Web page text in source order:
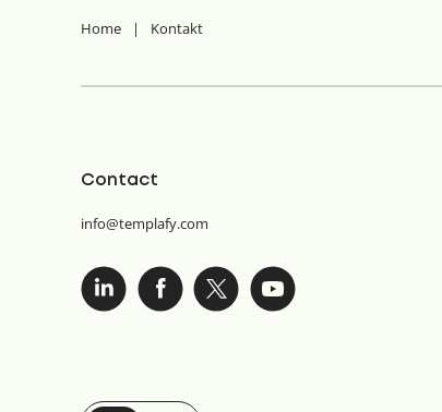
Home | Kontakt
Contact
info@templafy.com